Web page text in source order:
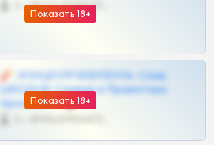
Показать 18+
0 •
Показать 18+
🧨 ЭПИЦЕНТР КОНТЕНТА: Слив
ШКОДОВ Сливов и Приватных
Архивов ТГ 🔞💎